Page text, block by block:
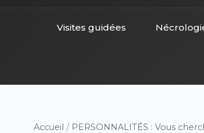
Visites guidées
Accueil / PERSONNALITÉS : Vous